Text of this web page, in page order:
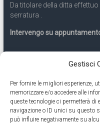
Gestisci
Per fornire le migliori esperienze,
memorizzare e/o accedere alle
queste tecnologie ci permetterà
navigazione o ID unici su questo
può influire negativamente su
Da titolare della ditta
serratura .
Intervengo su
Servizio 24 ore
Cell
Eseguiamo anche lavori di
ore